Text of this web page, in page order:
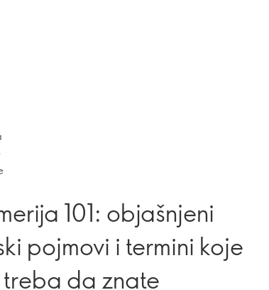
101: objašnjeni
pojmovi i termini koje
treba da znate